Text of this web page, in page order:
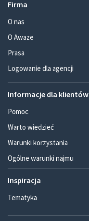
Firma
O nas
O Awaze
Prasa
Logowanie dla agencji
Informacje dla klientów
Pomoc
Warto wiedzieć
Warunki korzystania
Ogólne warunki najmu
Inspiracja
Tematyka